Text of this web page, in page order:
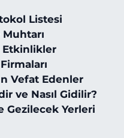
Listesi
Etkinlikler
Vefat Edenler
ve Nasıl Gidilir?
Gezilecek Yerleri